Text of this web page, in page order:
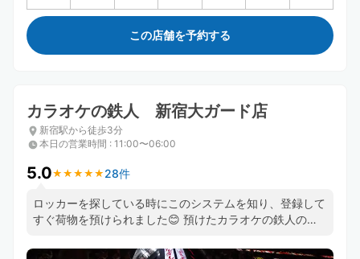
この店舗を予約する
カラオケの鉄人 新宿大ガード店
新宿駅から徒歩3分
本日の営業時間 : 11:00〜06:00
5.0★ ★ ★ ★ ★
★ ★ ★ ★ ★ 28件
ロッカーを探している時にこのシステムを知り、登録して
すぐ荷物を預けられました😊 預けたカラオケの鉄人のス
たら、また利用したいと思います❣️